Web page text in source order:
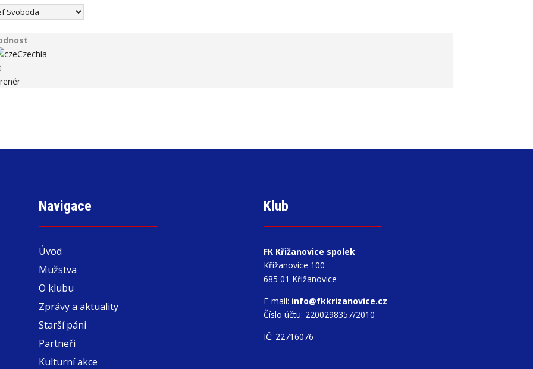
Czechia
Navigace
Úvod
Mužstva
O klubu
Zprávy a aktuality
Starší páni
Partneři
Kulturní akce
Klub
FK Křižanovice spolek
Křižanovice 100
685 01 Křižanovice
E-mail: info@fkkrizanovice.cz
Číslo účtu: 2200298357/2010
IČ: 22716076